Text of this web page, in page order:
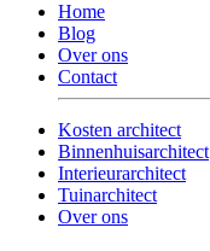
Home
Blog
Over ons
Contact
Kosten architect
Binnenhuisarchitect
Interieurarchitect
Tuinarchitect
Over ons